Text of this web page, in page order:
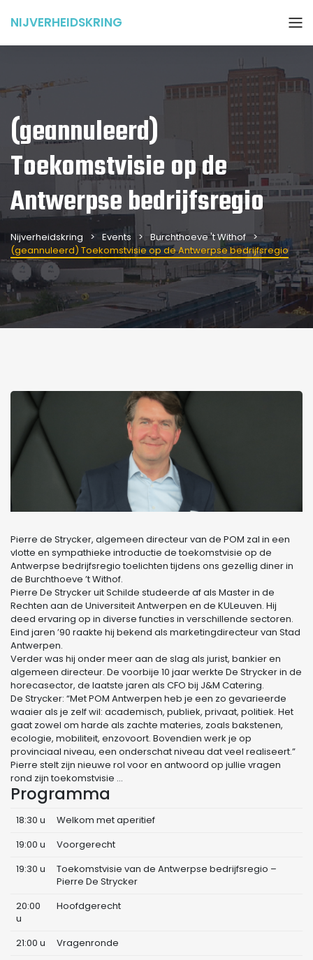
NIJVERHEIDSKRING
(geannuleerd)
Toekomstvisie op de
Antwerpse bedrijfsregio
Nijverheidskring Events
Burchthoeve 't Withof
(geannuleerd) Toekomstvisie op de Antwerpse bedrijfsregio
Pierre de Strycker, algemeen directeur van de POM zal in een
vlotte en sympathieke introductie de toekomstvisie op de
Antwerpse bedrijfsregio toelichten tijdens ons gezellig diner in
de Burchthoeve ’t Withof.
Pierre De Strycker uit Schilde studeerde af als Master in de
Rechten aan de Universiteit Antwerpen en de KULeuven. Hij
deed ervaring op in diverse functies in verschillende sectoren.
Eind jaren ’90 raakte hij bekend als marketingdirecteur van Stad
Antwerpen.
Verder was hij onder meer aan de slag als jurist, bankier en
algemeen directeur. De voorbije 10 jaar werkte De Strycker in de
horecasector, de laatste jaren als CFO bij J&M Catering.
De Strycker: “Met POM Antwerpen heb je een zo gevarieerde
waaier als je zelf wil: academisch, publiek, privaat, politiek. Het
gaat zowel om harde als zachte materies, zoals bakstenen,
ecologie, mobiliteit, enzovoort. Bovendien werk je op
provinciaal niveau, een onderschat niveau dat veel realiseert.”
Pierre stelt zijn nieuwe rol voor en antwoord op jullie vragen
rond zijn toekomstvisie …
Programma
18:30 u
Welkom met aperitief
19:00 u
Voorgerecht
19:30 u
Toekomstvisie van de Antwerpse bedrijfsregio –
Pierre De Strycker
20:00
u
Hoofdgerecht
21:00 u
Vragenronde